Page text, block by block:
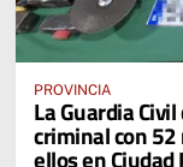
PROVINCIA
La Guardia
criminal con 52
ellos en Ciudad